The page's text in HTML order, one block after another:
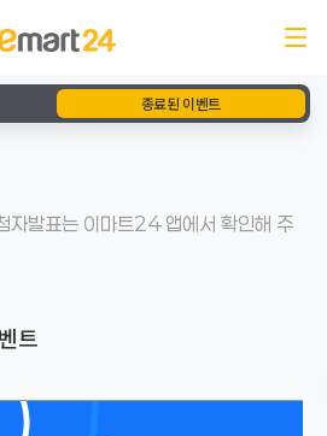
종료된 이벤트
자발표는 이마트24 앱에서 확인해 주
트